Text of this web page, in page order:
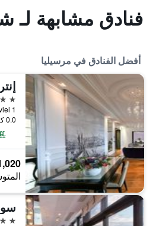
فنادق مشابهة لـ
أفضل الفنادق في مرسيليا
5 نجوم
1 Place Daviel, مرسيليا, إقليم بوش دو رون, فرنسا
0.0 كيلومتر عن وسط المدينة
1,020
5 نجوم